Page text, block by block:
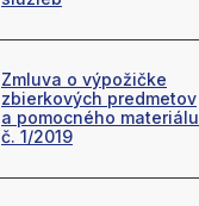
Zmluva o výpožičke
zbierkových predmetov
a pomocného materiálu
č. 1/2019